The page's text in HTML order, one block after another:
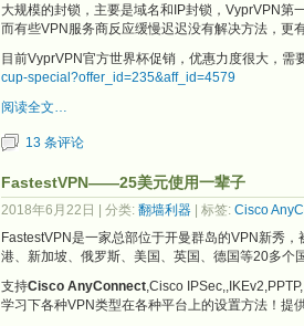
大规模的封锁，主要是域名和IP封锁，VyprVPN第
而有些VPN服务商反应缓慢迟迟没有解决方法，更
目前VyprVPN官方世界杯促销，优惠力度很大，需
cup-special?offer_id=235&aff_id=4579
阅读全文…
13 条评论
FastestVPN——25美元使用一辈子
2018年6月22日 | 分类: 翻墙利器 | 标签: Cisco
FastestVPN是一家总部位于开曼群岛的VPN新秀
港、新加坡、俄罗斯、美国、英国、德国等20多个
支持Cisco AnyConnect,Cisco
学习下各种VPN类型在各种平台上的设置方法！提